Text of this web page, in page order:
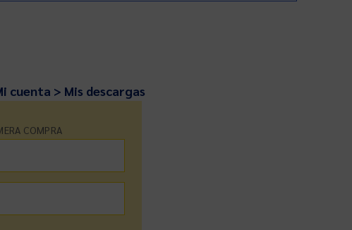
cuenta > Mis descargas
COMPRA